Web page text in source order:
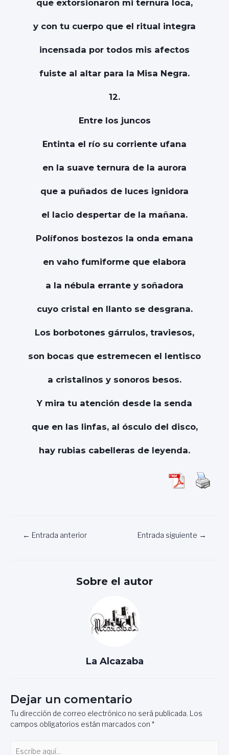
que extorsionaron mi ternura loca,
y con tu cuerpo que el ritual integra
incensada por todos mis afectos
fuiste al altar para la Misa Negra.
12.
Entre los juncos
Entinta el río su corriente ufana
en la suave ternura de la aurora
que a puñados de luces ignidora
el lacio despertar de la mañana.
Polífonos bostezos la onda emana
en vaho fumiforme que elabora
a la nébula errante y soñadora
cuyo cristal en llanto se desgrana.
Los borbotones gárrulos, traviesos,
son bocas que estremecen el lentisco
a cristalinos y sonoros besos.
Y mira tu atención desde la senda
que en las linfas, al ósculo del disco,
hay rubias cabelleras de leyenda.
Navegación
← Entrada anterior Entrada siguiente →
Sobre el autor
La Alcazaba
Dejar un comentario
Tu dirección de correo electrónico no será publicada. Los
campos obligatorios están marcados con *